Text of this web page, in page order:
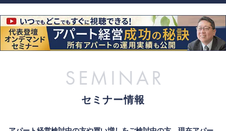
SEMINAR
セミナー情報